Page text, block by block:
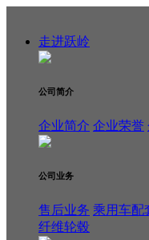
走进跃岭
公司简介
企业简介 企业荣誉
公司业务
售后业务 乘用车配
纤维轮毂